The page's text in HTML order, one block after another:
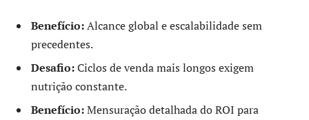
Benefício:Alcance global e escalabilidade sem
precedentes.
Desafio:Ciclos de venda mais longos exigem
nutrição constante.
Benefício:Mensuração detalhada do ROI para